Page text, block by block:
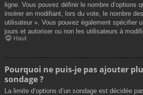
ligne. Vous pouvez définir le nombre d’options
insérer en modifiant, lors du vote, le nombre
utilisateur ». Vous pouvez également spécifier
jours et autoriser ou non les utilisateurs à
Haut
Pourquoi ne puis-je pas ajouter
sondage ?
La limite d’options d’un sondage est décidée